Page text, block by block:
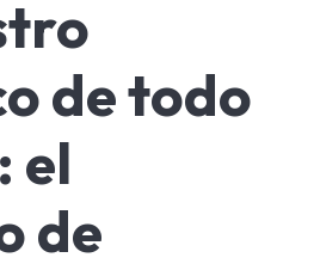
de todo
el
de